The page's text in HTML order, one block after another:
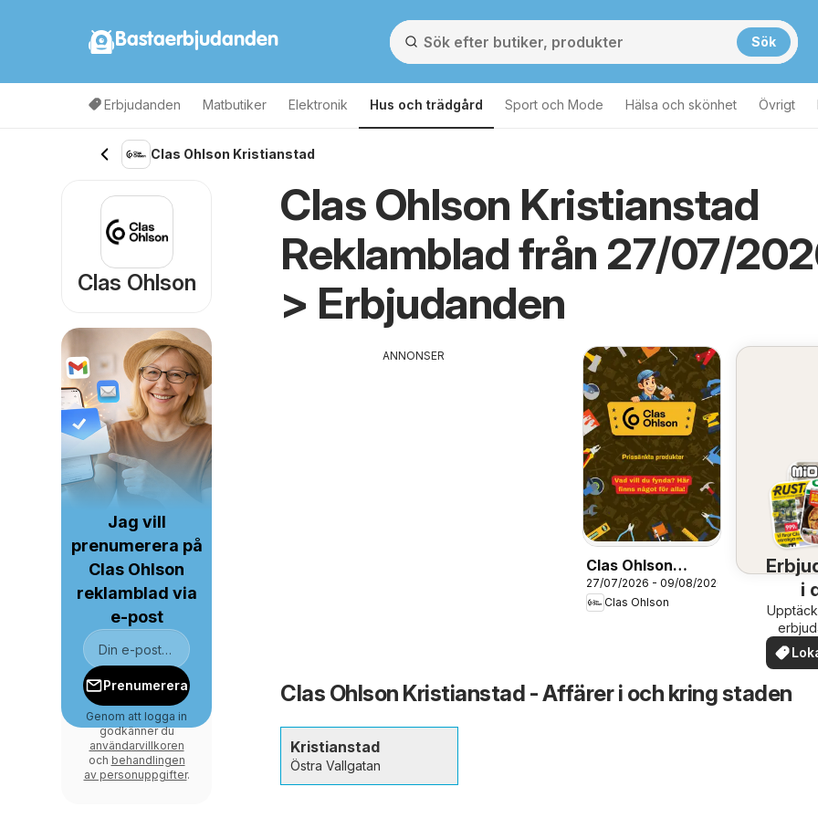
Bastaerbjudanden Sök
Erbjudanden Matbutiker Elektronik Hus och trädgård Sport och Mode Hälsa och skönhet Övrigt
Clas Ohlson Kristianstad
Clas Ohlson Kristianstad
Reklamblad från 27/07/
> Erbjudanden
ANNONSER
Clas Ohlson
erbjudanden
27/07/2026 - 09/08/2026
Clas Ohlson
i
Clas Ohlson Kristianstad - Affärer i och kring staden
Kristianstad
Östra Vallgatan
Clas Ohlson
Jag vill
prenumerera på
Clas Ohlson
reklamblad via
e-post
Prenumerera
Genom att logga in
godkänner du
användarvillkoren
och behandlingen
av personuppgifter.